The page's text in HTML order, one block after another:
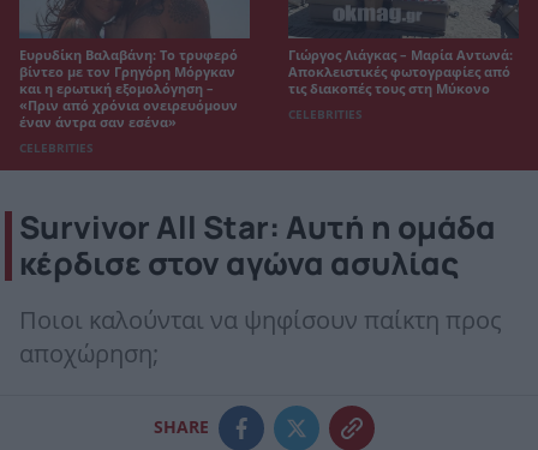
Ευρυδίκη Βαλαβάνη: Το τρυφερό
βίντεο με τον Γρηγόρη Μόργκαν
και η ερωτική εξομολόγηση –
«Πριν από χρόνια ονειρευόμουν
έναν άντρα σαν εσένα»
CELEBRITIES
Γιώργος Λιάγκας – Μαρία Αντωνά:
Αποκλειστικές φωτογραφίες από
τις διακοπές τους στη Μύκονο
CELEBRITIES
Survivor All Star: Αυτή η ομάδα
κέρδισε στον αγώνα ασυλίας
Ποιοι καλούνται να ψηφίσουν παίκτη προς
αποχώρηση;
SHARE